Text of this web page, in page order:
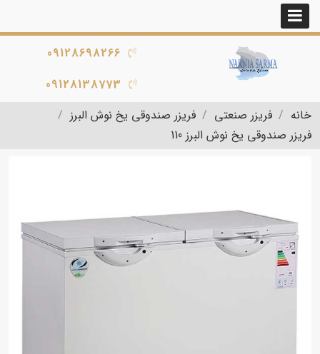
09128698266
09128138773
خانه
فریزر صنعتی
فریزر صندوقی یخ نوش البرز
فریزر صندوقی یخ نوش البرز 110